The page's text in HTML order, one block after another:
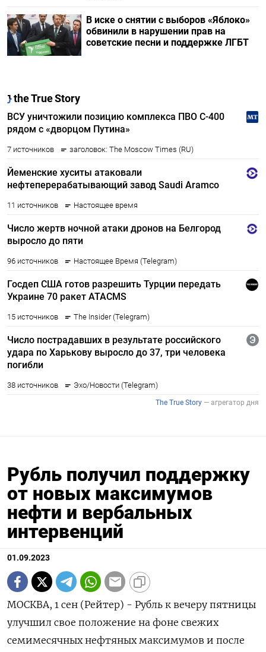
В иске о снятии с выборов «Яблоко»
обвинили в нарушении прав на
советские песни и поддержке ЛГБТ
Рубль получил поддержку
от новых максимумов
нефти и вербальных
интервенций
01.09.2023
МОСКВА, 1 сен (Рейтер) - Рубль к вечеру пятницы
улучшил свое положение на фоне свежих
семимесячных нефтяных максимумов и после